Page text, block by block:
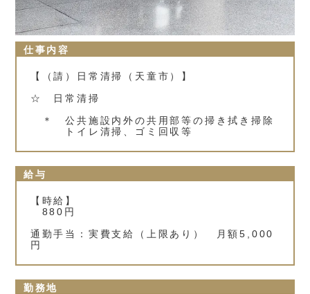
仕事内容
【（請）日常清掃（天童市）】
☆ 日常清掃
＊ 公共施設内外の共用部等の掃き拭き掃除
トイレ清掃、ゴミ回収等
給与
【時給】
880円
通勤手当：実費支給（上限あり） 月額5,000
円
勤務地